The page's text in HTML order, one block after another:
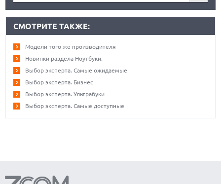
СМОТРИТЕ ТАКЖЕ:
Модели того же производителя
Новинки раздела Ноутбуки.
Выбор эксперта. Самые ожидаемые
Выбор эксперта. Бизнес
Выбор эксперта. Ультрабуки
Выбор эксперта. Самые доступные